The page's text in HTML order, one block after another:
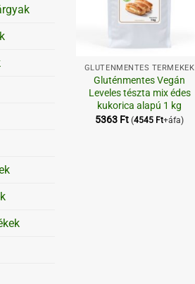
GLUTÉNMENTES TERMÉKEK
Gluténmentes Vegán
Leveles tészta mix édes
kukorica alapú 1 kg
5363 Ft (4545 Ft+áfa)